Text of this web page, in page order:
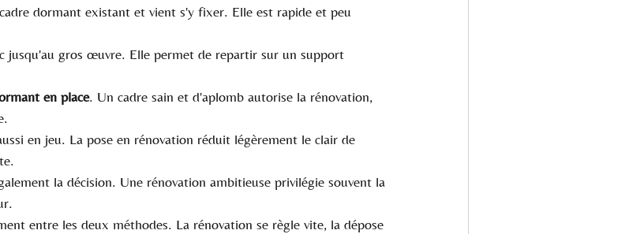
dormant existant et vient s'y fixer. Elle est rapide et peu
jusqu'au gros œuvre. Elle permet de repartir sur un support
en place. Un cadre sain et d'aplomb autorise la rénovation,
en jeu. La pose en rénovation réduit légèrement le clair de
la décision. Une rénovation ambitieuse privilégie souvent la
entre les deux méthodes. La rénovation se règle vite, la dépose